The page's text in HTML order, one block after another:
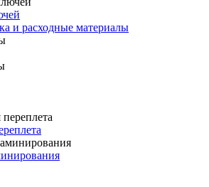
и расходные материалы